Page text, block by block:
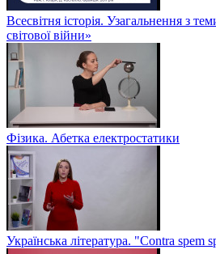
Всесвітня історія. Узагальнення з
світової війни»
Фізика. Абетка електростатики
Українська література. "Contra spem